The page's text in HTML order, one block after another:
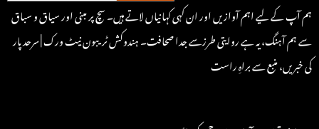
ہم آپ کے لیے اہم آوازیں اور ان کہی کہانیاں لاتے ہیں۔ سچ پر مبنی اور سیاق و سباق
سے ہم آہنگ، یہ ہے روایتی طرزسے جدا صحافت۔ ہندوکش ٹریبون نیٹ ورک | سرحد پار
کی خبریں، منبع سے براہِ راست